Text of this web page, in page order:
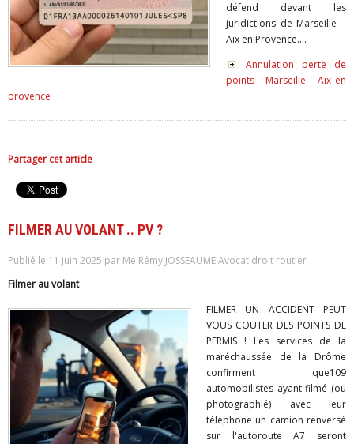
défend devant les
juridictions de Marseille –
Aix en Provence....
Annulation perte de
points - Marseille - Aix en
provence
Partager cet article
FILMER AU VOLANT .. PV ?
Publié le 11 juin 2025 par Me Rémy JOSSEAUME Avocat droit routier
Filmer au volant
FILMER UN ACCIDENT PEUT
VOUS COUTER DES POINTS DE
PERMIS ! Les services de la
maréchaussée de la Drôme
confirment que109
automobilistes ayant filmé (ou
photographié) avec leur
téléphone un camion renversé
sur l'autoroute A7 seront